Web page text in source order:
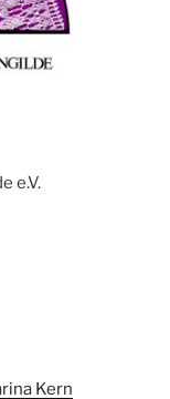
e.V.
Kern